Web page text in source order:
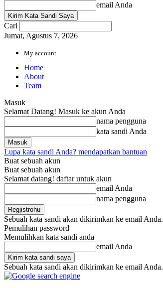
email Anda
Cari
Jumat, Agustus 7, 2026
My account
Home
About
Team
Masuk
Selamat Datang! Masuk ke akun Anda
nama pengguna
kata sandi Anda
Lupa kata sandi Anda? mendapatkan bantuan
Buat sebuah akun
Buat sebuah akun
Selamat datang! daftar untuk akun
email Anda
nama pengguna
Sebuah kata sandi akan dikirimkan ke email Anda.
Pemulihan password
Memulihkan kata sandi anda
email Anda
Sebuah kata sandi akan dikirimkan ke email Anda.